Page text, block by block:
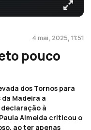
4 mai, 2025, 11:51
pouco
dos Tornos para
Madeira a
à
Almeida criticou o
ao ter apenas